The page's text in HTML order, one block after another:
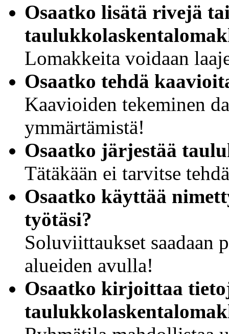
Osaatko lisätä rivejä
Lomakkeita voidaan
Osaatko tehdä
Kaavioiden tekeminen
ymmärtämistä!
Osaatko järjestää
Tätäkään ei tarvitse
Osaatko käyttää
työtäsi?
Soluviittaukset saadaan
alueiden avulla!
Osaatko kirjoittaa